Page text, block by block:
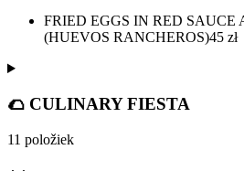
FRIED EGGS IN RED SAUCE
(HUEVOS RANCHEROS)45 zł
🌮 CULINARY FIESTA
11 položiek